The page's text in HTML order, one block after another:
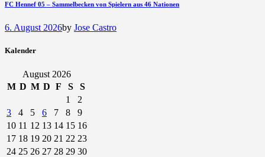
FC Hennef 05 – Sammelbecken von Spielern aus 46 Nationen
6. August 2026by Jose Castro
Kalender
August 2026
M D M D F S
S
1
2
3
4 5 6 7 8
9
10 11 12 13 14 15 16
17 18 19 20 21 22 23
24 25 26 27 28 29 30